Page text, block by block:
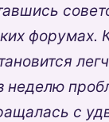
форумах.
неделю
с